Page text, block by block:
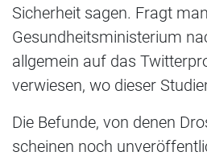
Sicherheit sagen. Fragt
Gesundheitsministerium
allgemein auf das
verwiesen, wo dieser
Die Befunde, von denen
scheinen noch